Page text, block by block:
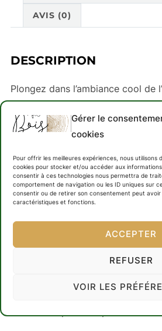
Gérer le
cookies
Pour offrir les meilleures expériences, nous utilisons
cookies pour stocker et/ou accéder aux
consentir à ces technologies nous permettra de
comportement de navigation ou les ID uniques sur
consentir ou de retirer son consentement peut
caractéristiques et fonctions.
ACCEPTER
REFUSER
VOIR LES
AVIS (0)
DESCRIPTION
Plongez dans l’ambiance cool de
demenuiseriequi aiment mixer
Dessiné avec amour par ‘
célèbre l’art de créer avec
originalité. Affichez votre esprit
shirtqui respire l’authenticité du
• 100 % coton peigné et filé à
chinées contiennent du polyester)
• Poids du tissu : 142 g/m² (4,2
• Couture sur le côté